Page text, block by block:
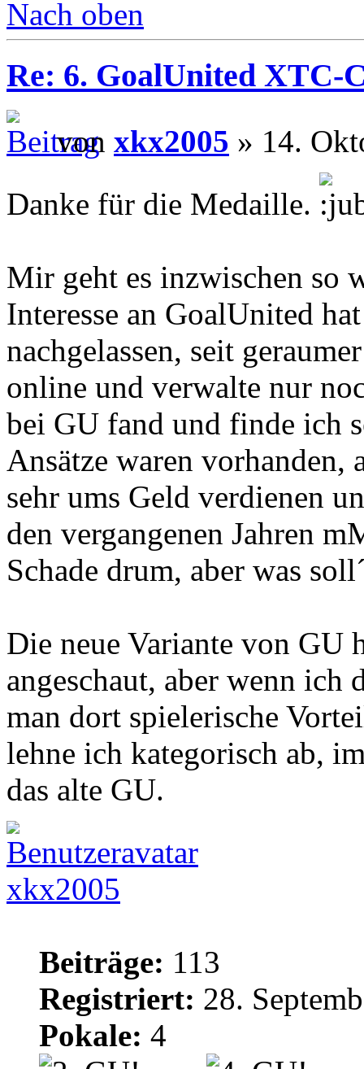
Nach oben
Re: 6. GoalUnited XTC-
von xkx2005 » 14.
Danke für die Medaille.
Mir geht es inzwischen so
Interesse an GoalUnited
nachgelassen, seit
online und verwalte nur
bei GU fand und finde ich
Ansätze waren vorhanden,
sehr ums Geld verdienen
den vergangenen Jahren
Schade drum, aber was
Die neue Variante von GU
angeschaut, aber wenn ich
man dort spielerische
lehne ich kategorisch ab,
das alte GU.
xkx2005
Beiträge: 113
Registriert: 28.
Pokale: 4